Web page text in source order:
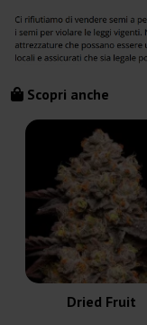
Scopri anche
Dried Fruit